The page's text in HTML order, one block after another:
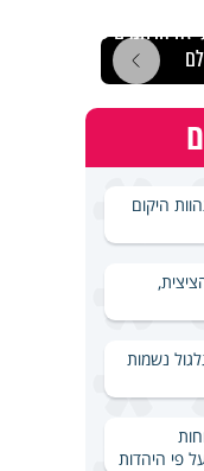
זה הרחמים של
היקום
נשמות
פי היהדות